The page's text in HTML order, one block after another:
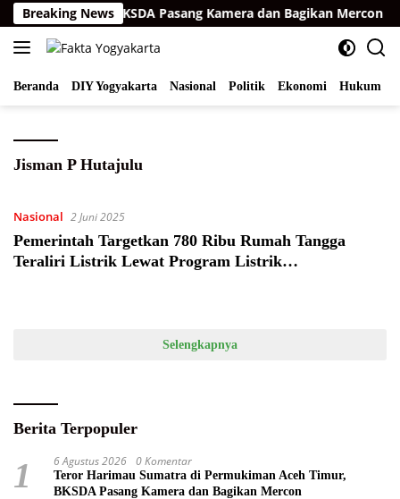
Langsung
ke
konten
Breaking News
Aceh Timur, BKSDA Pasang Kamera dan Bagikan Mercon
Beranda DIY Yogyakarta Nasional Politik Ekonomi Hukum
Jisman P Hutajulu
Nasional 2 Juni 2025
Pemerintah Targetkan 780 Ribu Rumah Tangga
Teraliri Listrik Lewat Program Listrik
Selengkapnya
Berita Terpopuler
1 6 Agustus 2026 0 Komentar
Teror Harimau Sumatra di Permukiman Aceh Timur,
BKSDA Pasang Kamera dan Bagikan Mercon